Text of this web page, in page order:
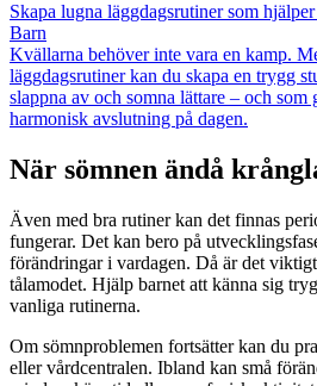
Skapa lugna läggdagsrutiner som
Barn
Kvällarna behöver inte vara en kamp.
läggdagsrutiner kan du skapa en trygg
slappna av och somna lättare – och som
harmonisk avslutning på dagen.
När sömnen ändå
Även med bra rutiner kan det finnas
fungerar. Det kan bero på
förändringar i vardagen. Då är det
tålamodet. Hjälp barnet att känna sig
vanliga rutinerna.
Om sömnproblemen fortsätter kan du
eller vårdcentralen. Ibland kan små